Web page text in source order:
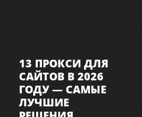
13 ПРОКСИ ДЛЯ
САЙТОВ В 2026
ГОДУ — САМЫЕ
ЛУЧШИЕ